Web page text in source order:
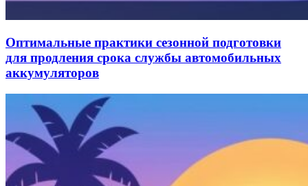
Оптимальные практики сезонной подготовки
для продления срока службы автомобильных
аккумуляторов